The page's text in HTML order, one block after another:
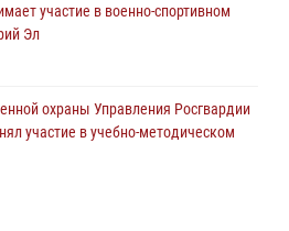
участие в военно-спортивном
Эл
охраны Управления Росгвардии
участие в учебно-методическом